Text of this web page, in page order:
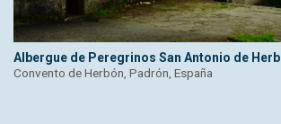
Albergue de Peregrinos San Antonio de
Convento de Herbón, Padrón, España